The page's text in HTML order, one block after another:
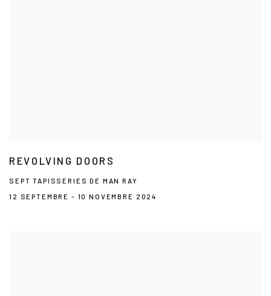
REVOLVING DOORS
SEPT TAPISSERIES DE MAN RAY
12 SEPTEMBRE - 10 NOVEMBRE 2024